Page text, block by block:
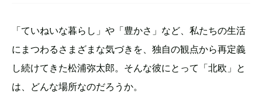
「ていねいな暮らし」や「豊かさ」など、私たちの生活
にまつわるさまざまな気づきを、独自の観点から再定義
し続けてきた松浦弥太郎。そんな彼にとって「北欧」と
は、どんな場所なのだろうか。